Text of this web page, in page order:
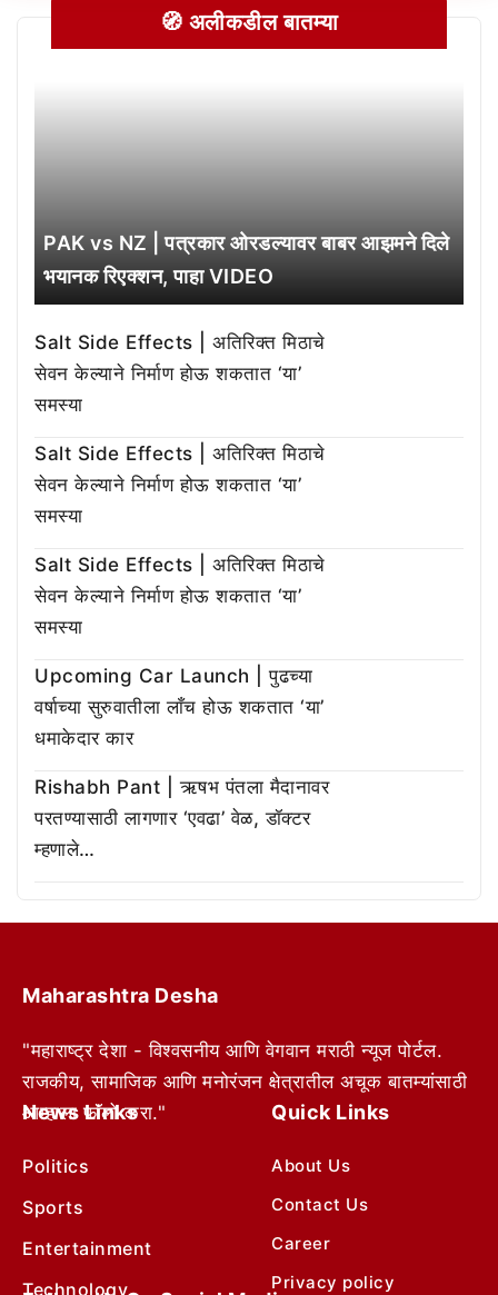
🧭 अलीकडील बातम्या
PAK vs NZ | पत्रकार ओरडल्यावर बाबर आझमने दिले
भयानक रिएक्शन, पाहा VIDEO
Salt Side Effects | अतिरिक्त मिठाचे
सेवन केल्याने निर्माण होऊ शकतात ‘या’
समस्या
Salt Side Effects | अतिरिक्त मिठाचे
सेवन केल्याने निर्माण होऊ शकतात ‘या’
समस्या
Salt Side Effects | अतिरिक्त मिठाचे
सेवन केल्याने निर्माण होऊ शकतात ‘या’
समस्या
Upcoming Car Launch | पुढच्या
वर्षाच्या सुरुवातीला लाँच होऊ शकतात ‘या’
धमाकेदार कार
Rishabh Pant | ऋषभ पंतला मैदानावर
परतण्यासाठी लागणार ‘एवढा’ वेळ, डॉक्टर
म्हणाले…
Maharashtra Desha
"महाराष्ट्र देशा - विश्वसनीय आणि वेगवान मराठी न्यूज पोर्टल.
राजकीय, सामाजिक आणि मनोरंजन क्षेत्रातील अचूक बातम्यांसाठी
आम्हाला फॉलो करा."
News Links
Politics
Sports
Entertainment
Technology
Quick Links
About Us
Contact Us
Career
Privacy policy